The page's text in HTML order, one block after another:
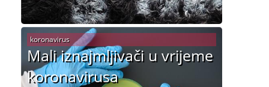
Mali iznajmljivači u vrijeme
koronavirusa
koronavirus